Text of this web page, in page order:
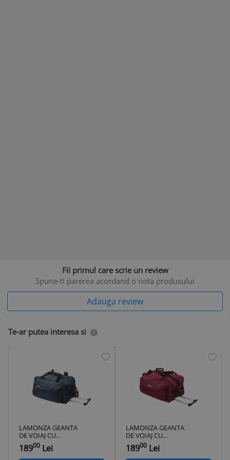
Fii primul care scrie un review
Spune-ti parerea acordand o nota produsului
Adauga review
Te-ar putea interesa si
LAMONZA GEANTA
DE VOIAJ CU
TROLER
ULTRALIGHT
18900 Lei
LAMONZA GEANTA
DE VOIAJ CU
TROLER LIME
55X30X30 CM ROSU
18900 Lei